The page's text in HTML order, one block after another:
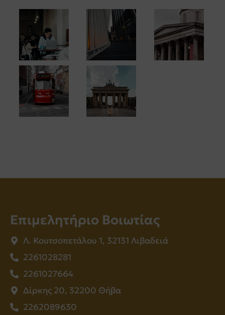
Επιμελητήριο Βοιωτίας
Λ. Κουτσοπετάλου 1, 32131 Λιβαδειά
2261028281
2261027664
Δίρκης 20, 32200 Θήβα
2262089630